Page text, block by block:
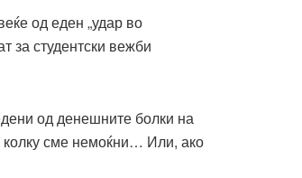
од еден „удар во
за студентски вежби
од денешните болки на
сме немоќни… Или, ако